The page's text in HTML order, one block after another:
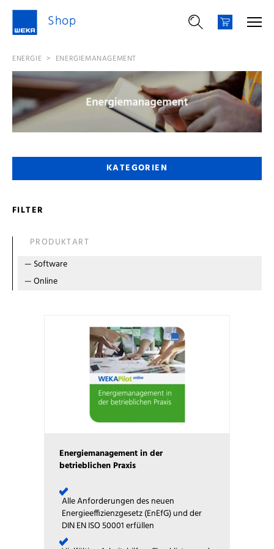
Shop
ENERGIE > ENERGIEMANAGEMENT
KATEGORIEN
FILTER
PRODUKTART
— Software
—Online
Energiemanagement in der
betrieblichen Praxis
Alle Anforderungen des neuen
Energieeffizienzgesetz (EnEfG) und der
DIN EN ISO 50001 erfüllen